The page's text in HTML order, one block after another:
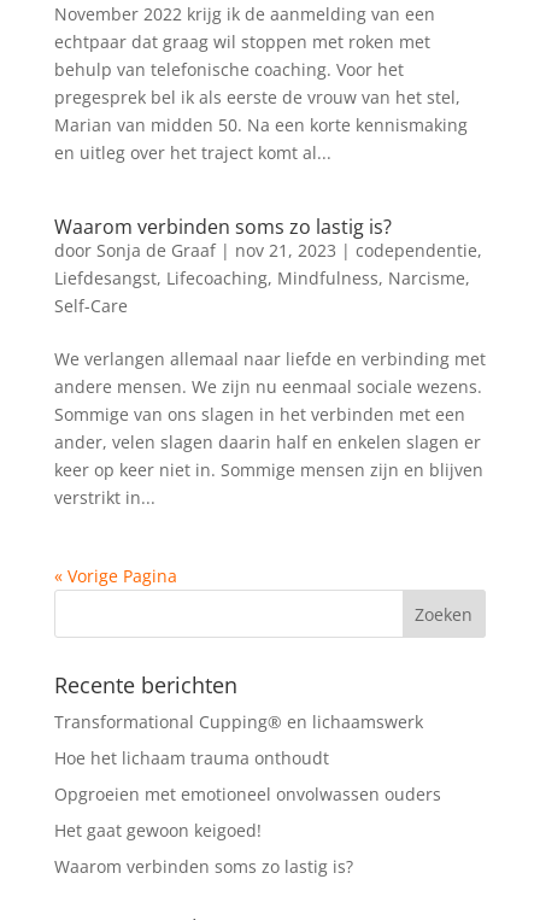
November 2022 krijg ik de aanmelding van een
echtpaar dat graag wil stoppen met roken met
behulp van telefonische coaching. Voor het
pregesprek bel ik als eerste de vrouw van het stel,
Marian van midden 50. Na een korte kennismaking
en uitleg over het traject komt al...
Waarom verbinden soms zo lastig is?
door Sonja de Graaf| nov 21, 2023 | codependentie,
Liefdesangst, Lifecoaching, Mindfulness, Narcisme,
Self-Care
We verlangen allemaal naar liefde en verbinding met
andere mensen. We zijn nu eenmaal sociale wezens.
Sommige van ons slagen in het verbinden met een
ander, velen slagen daarin half en enkelen slagen er
keer op keer niet in. Sommige mensen zijn en blijven
verstrikt in...
« Vorige Pagina
Recente berichten
Transformational Cupping® en lichaamswerk
Hoe het lichaam trauma onthoudt
Opgroeien met emotioneel onvolwassen ouders
Het gaat gewoon keigoed!
Waarom verbinden soms zo lastig is?